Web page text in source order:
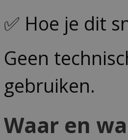
✅ Hoe je dit
Geen
gebruiken.
Waar en